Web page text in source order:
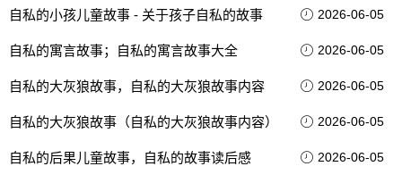
自私的小孩儿童故事 - 关于孩子自私的故事 2026-06-05
自私的寓言故事；自私的寓言故事大全 2026-06-05
自私的大灰狼故事，自私的大灰狼故事内容 2026-06-05
自私的大灰狼故事（自私的大灰狼故事内容） 2026-06-05
自私的后果儿童故事，自私的故事读后感 2026-06-05